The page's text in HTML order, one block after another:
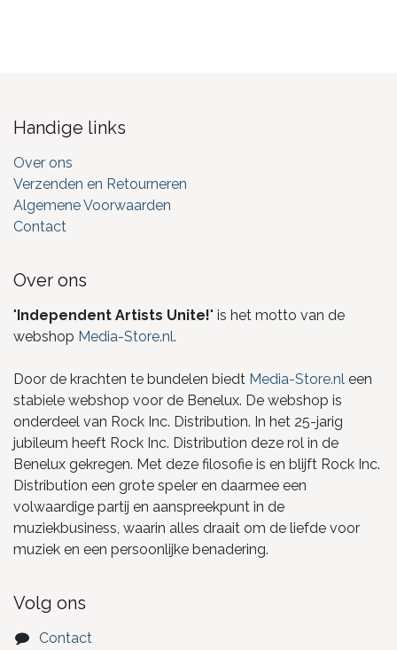
Handige links
Over ons
Verzenden en Retourneren
Algemene Voorwaarden
Contact
Over ons
"Independent Artists Unite!" is het motto van de
webshop Media-Store.nl.
Door de krachten te bundelen biedt Media-Store.nl een
stabiele webshop voor de Benelux. De webshop is
onderdeel van Rock Inc. Distribution. In het 25-jarig
jubileum heeft Rock Inc. Distribution deze rol in de
Benelux gekregen. Met deze filosofie is en blijft Rock Inc.
Distribution een grote speler en daarmee een
volwaardige partij en aanspreekpunt in de
muziekbusiness, waarin alles draait om de liefde voor
muziek en een persoonlijke benadering.
Volg ons
Contact